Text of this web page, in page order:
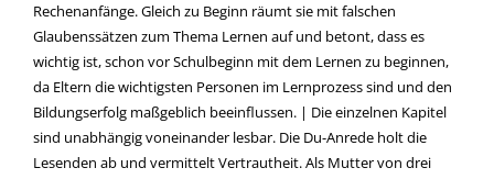
Rechenanfänge. Gleich zu Beginn räumt sie mit falschen
Glaubenssätzen zum Thema Lernen auf und betont, dass es
wichtig ist, schon vor Schulbeginn mit dem Lernen zu beginnen,
da Eltern die wichtigsten Personen im Lernprozess sind und den
Bildungserfolg maßgeblich beeinflussen. | Die einzelnen Kapitel
sind unabhängig voneinander lesbar. Die Du-Anrede holt die
Lesenden ab und vermittelt Vertrautheit. Als Mutter von drei